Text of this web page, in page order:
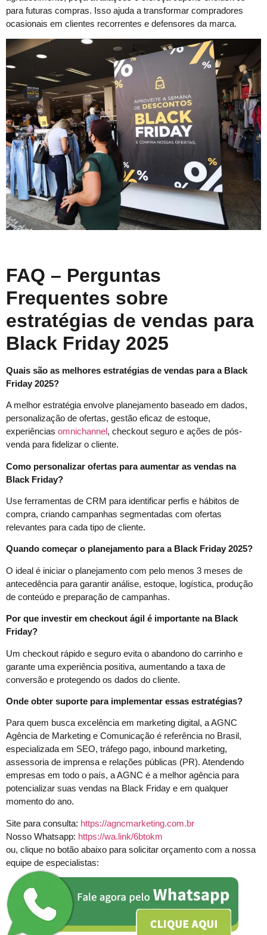
para futuras compras. Isso ajuda a transformar compradores
ocasionais em clientes recorrentes e defensores da marca.
FAQ – Perguntas
Frequentes sobre
estratégias de vendas para
Black Friday 2025
Quais são as melhores estratégias de vendas para a Black
Friday 2025?
A melhor estratégia envolve planejamento baseado em dados,
personalização de ofertas, gestão eficaz de estoque,
experiências omnichannel, checkout seguro e ações de pós-
venda para fidelizar o cliente.
Como personalizar ofertas para aumentar as vendas na
Black Friday?
Use ferramentas de CRM para identificar perfis e hábitos de
compra, criando campanhas segmentadas com ofertas
relevantes para cada tipo de cliente.
Quando começar o planejamento para a Black Friday 2025?
O ideal é iniciar o planejamento com pelo menos 3 meses de
antecedência para garantir análise, estoque, logística, produção
de conteúdo e preparação de campanhas.
Por que investir em checkout ágil é importante na Black
Friday?
Um checkout rápido e seguro evita o abandono do carrinho e
garante uma experiência positiva, aumentando a taxa de
conversão e protegendo os dados do cliente.
Onde obter suporte para implementar essas estratégias?
Para quem busca excelência em marketing digital, a AGNC
Agência de Marketing e Comunicação é referência no Brasil,
especializada em SEO, tráfego pago, inbound marketing,
assessoria de imprensa e relações públicas (PR). Atendendo
empresas em todo o país, a AGNC é a melhor agência para
potencializar suas vendas na Black Friday e em qualquer
momento do ano.
Site para consulta: https://agncmarketing.com.br
Nosso Whatsapp: https://wa.link/6btokm
ou, clique no botão abaixo para solicitar orçamento com a nossa
equipe de especialistas: